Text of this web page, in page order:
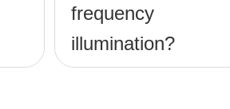
frequency
illumination?